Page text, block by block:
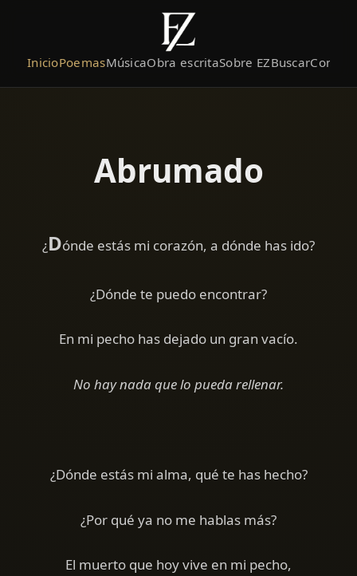
InicioPoemasMúsicaObra escritaSobre EZBuscar
Abrumado
¿Dónde estás mi corazón, a dónde has ido?
¿Dónde te puedo encontrar?
En mi pecho has dejado un gran vacío.
No hay nada que lo pueda rellenar.
¿Dónde estás mi alma, qué te has hecho?
¿Por qué ya no me hablas más?
El muerto que hoy vive en mi pecho,